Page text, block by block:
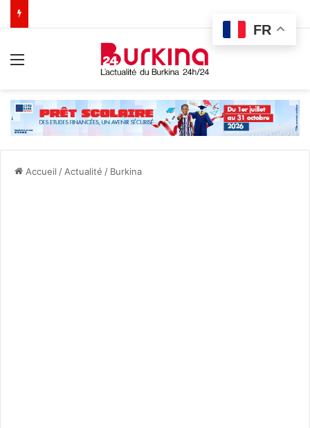
Accueil / Actualité / Burkina
FR